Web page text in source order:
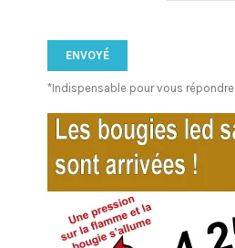
*Indispensable pour vous répondre